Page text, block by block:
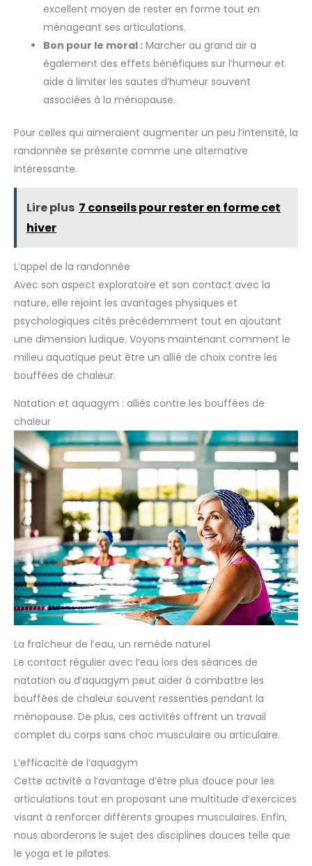
excellent moyen de rester en forme tout en
ménageant ses articulations.
Bon pour le moral : Marcher au grand air a
également des effets bénéfiques sur l’humeur et
aide à limiter les sautes d’humeur souvent
associées à la ménopause.
Pour celles qui aimeraient augmenter un peu l’intensité, la
randonnée se présente comme une alternative
intéressante.
Lire plus 7 conseils pour rester en forme cet
hiver
L’appel de la randonnée
Avec son aspect exploratoire et son contact avec la
nature, elle rejoint les avantages physiques et
psychologiques cités précédemment tout en ajoutant
une dimension ludique. Voyons maintenant comment le
milieu aquatique peut être un allié de choix contre les
bouffées de chaleur.
Natation et aquagym : alliés contre les bouffées de
chaleur
La fraîcheur de l’eau, un remède naturel
Le contact régulier avec l’eau lors des séances de
natation ou d’aquagym peut aider à combattre les
bouffées de chaleur souvent ressenties pendant la
ménopause. De plus, ces activités offrent un travail
complet du corps sans choc musculaire ou articulaire.
L’efficacité de l’aquagym
Cette activité a l’avantage d’être plus douce pour les
articulations tout en proposant une multitude d’exercices
visant à renforcer différents groupes musculaires. Enfin,
nous aborderons le sujet des disciplines douces telle que
le yoga et le pilates.